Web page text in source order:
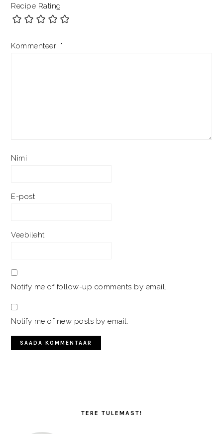
Recipe Rating
Kommenteeri *
Nimi
E-post
Veebileht
Notify me of follow-up comments by email.
Notify me of new posts by email.
TERE TULEMAST!